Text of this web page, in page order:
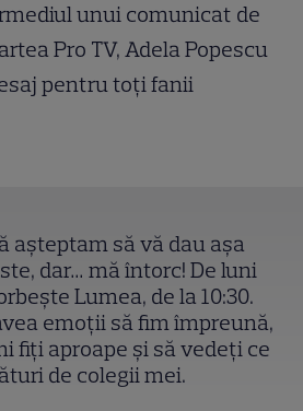
unui comunicat de
Pro TV, Adela Popescu
pentru toți fanii
așteptam să vă dau așa
dar… mă întorc! De luni
Lumea, de la 10:30.
emoții să fim împreună,
fiți aproape și să vedeți ce
de colegii mei.